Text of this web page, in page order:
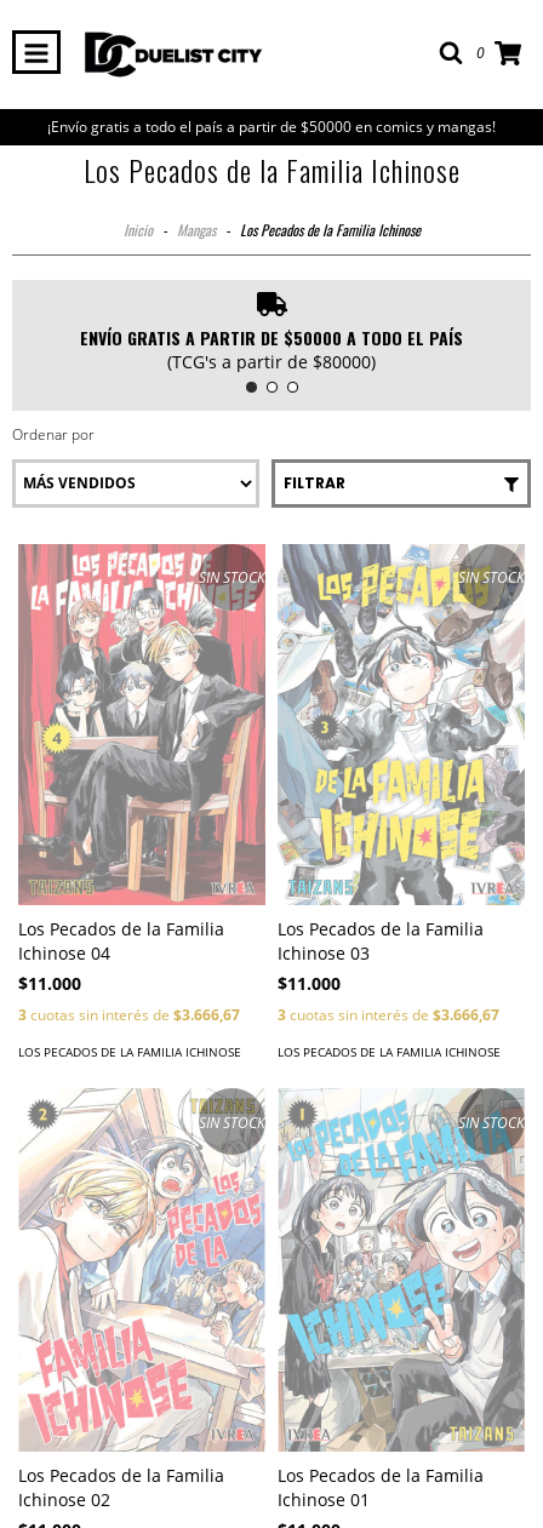
0
¡Envío gratis a todo el país a partir de $50000 en comics y mangas!
Los Pecados de la Familia Ichinose
Inicio - Mangas - Los Pecados de la Familia Ichinose
ENVÍO GRATIS A PARTIR DE $50000 A TODO EL PAÍS
(TCG's a partir de $80000)
Ordenar por
FILTRAR
SIN STOCK
Los Pecados de la Familia
Ichinose 04
$11.000
3cuotas sin interés de $3.666,67
LOS PECADOS DE LA FAMILIA ICHINOSE
SIN STOCK
Los Pecados de la Familia
Ichinose 03
$11.000
3cuotas sin interés de $3.666,67
LOS PECADOS DE LA FAMILIA ICHINOSE
SIN STOCK
Los Pecados de la Familia
Ichinose 02
SIN STOCK
Los Pecados de la Familia
Ichinose 01